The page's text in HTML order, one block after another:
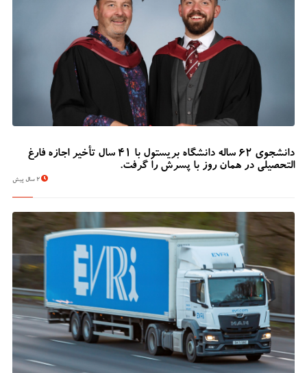
دانشجوی 62 ساله دانشگاه بریستول با 41 سال تأخیر اجازه فارغ
التحصیلی در همان روز با پسرش را گرفت.
2 سال پیش